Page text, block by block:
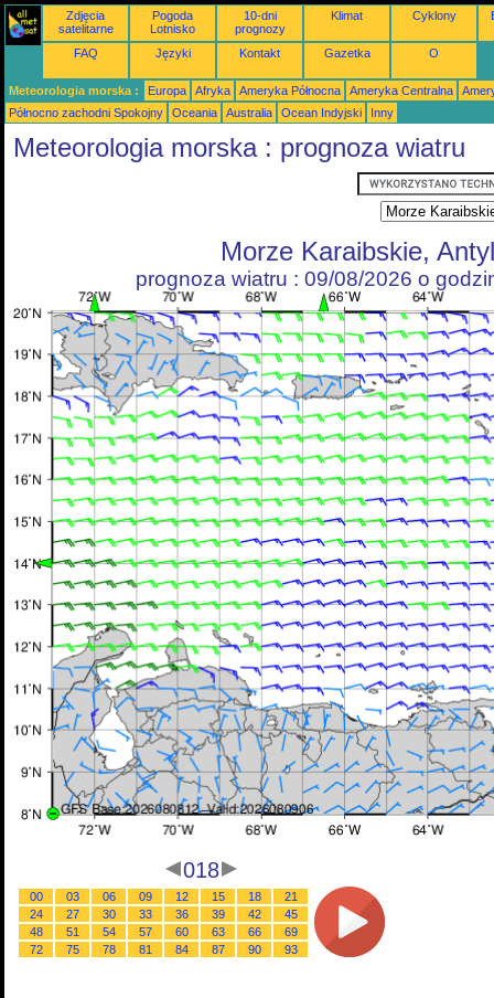
Zdjęcia
satelitarne
Pogoda
Lotnisko
10-dni
prognozy
Klimat Cyklony
FAQ Języki Kontakt Gazetka O
Meteorologia morska : Europa Afryka Ameryka Północna Ameryka Centralna
Północno zachodni Spokojny
Oceania Australia Ocean Indyjski Inny
Meteorologia morska : prognoza wiatru
Morze Karaibskie,
prognoza wiatru : 09/08/2026 o
018
00 03 06 09 12 15 18
21
24
27 30 33 36 39 42
45
48
51 54 57 60 63 66
69
72
75 78 81 84 87 90 93